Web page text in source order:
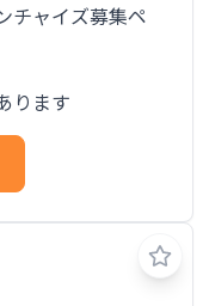
チャイズ募集ペ
ります